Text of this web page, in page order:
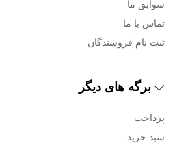
سوابق ما
تماس با ما
ثبت نام فروشندگان
برگه های دیگر
پرداخت
سبد خرید